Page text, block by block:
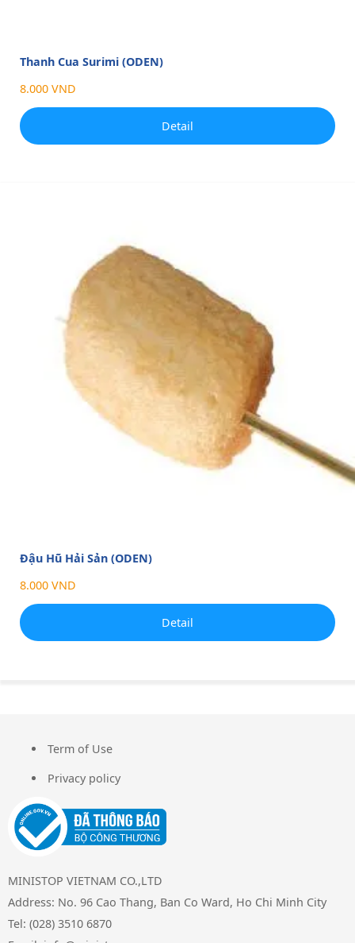
Thanh Cua Surimi (ODEN)
8.000 VND
Detail
Đậu Hũ Hải Sản (ODEN)
8.000 VND
Detail
FOOTER
Term of Use
Privacy policy
MINISTOP VIETNAM CO.,LTD
Address: No. 96 Cao Thang, Ban Co Ward, Ho Chi Minh City
Tel: (028) 3510 6870